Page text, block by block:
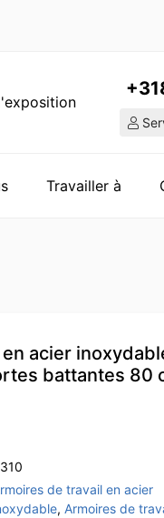
Travailler à
acier
battantes 80
de travail en acier
, Armoires de